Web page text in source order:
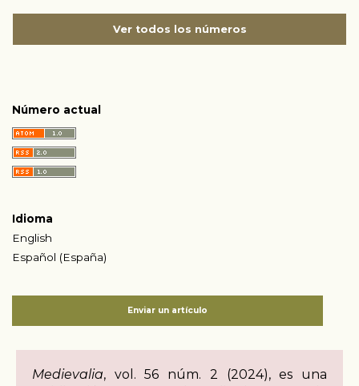
Ver todos los números
Número actual
Idioma
English
Español (España)
Enviar un artículo
Medievalia, vol. 56 núm. 2 (2024), es una